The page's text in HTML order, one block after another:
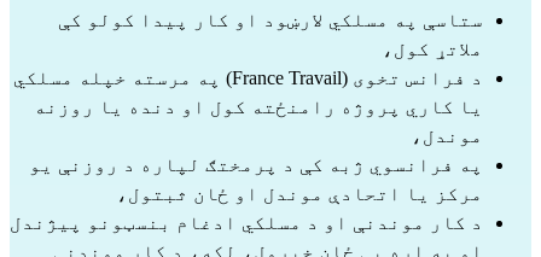
ستاسې په مسلکي لارښود او کار پیدا کولو کې
ملاتړ کول،
د فرانس تخوی (France Travail) په مرسته خپله مسلکي
یا کاري پروژه رامنځته کول او دنده یا روزنه
موندل،
په فرانسوي ژبه کې د پرمختګ لپاره د روزنې یو
مرکز یا اتحادې موندل او ځان ثبتول،
د کار موندنې او د مسلکي ادغام بنسټونو پیژندل
او په اړه یې ځان خبرول، لکه، د کار موندنې